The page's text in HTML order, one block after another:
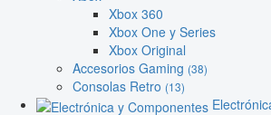
Xbox 360
Xbox One y Series
Xbox Original
Accesorios Gaming (38)
Consolas Retro (13)